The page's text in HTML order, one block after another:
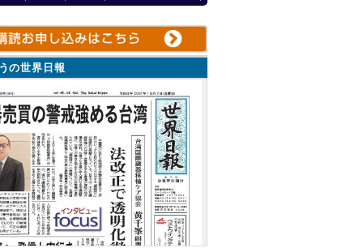
の世界日報